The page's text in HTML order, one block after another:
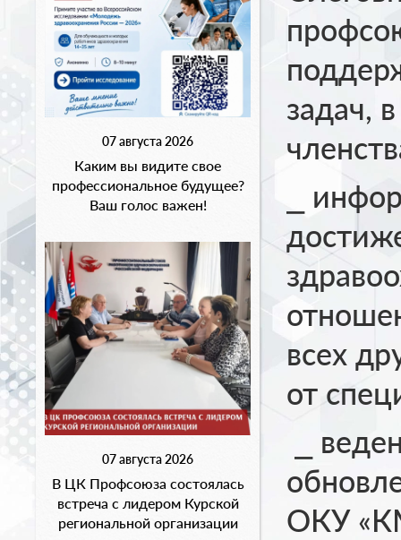
07 августа 2026
Каким вы видите свое
профессиональное будущее?
Ваш голос важен!
07 августа 2026
В ЦК Профсоюза состоялась
встреча с лидером Курской
региональной организации
задач,
⎯
всех
от
⎯
ОКУ